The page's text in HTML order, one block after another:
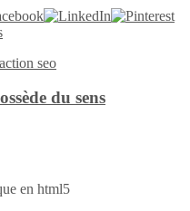
seo
du sens